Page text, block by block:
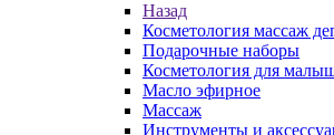
Назад
Косметология массаж
Подарочные наборы
Косметология для
Масло эфирное
Массаж
Инструменты и